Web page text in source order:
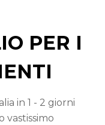
PER I
in 1 - 2 giorni
vastissimo